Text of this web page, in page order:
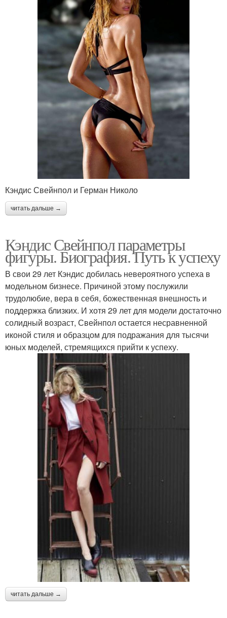
Кэндис Свейнпол и Герман Николо
читать дальше →
Кэндис Свейнпол параметры
фигуры. Биография. Путь к успеху
В свои 29 лет Кэндис добилась невероятного успеха в
модельном бизнесе. Причиной этому послужили
трудолюбие, вера в себя, божественная внешность и
поддержка близких. И хотя 29 лет для модели достаточно
солидный возраст, Свейнпол остается несравненной
иконой стиля и образцом для подражания для тысячи
юных моделей, стремящихся прийти к успеху.
читать дальше →